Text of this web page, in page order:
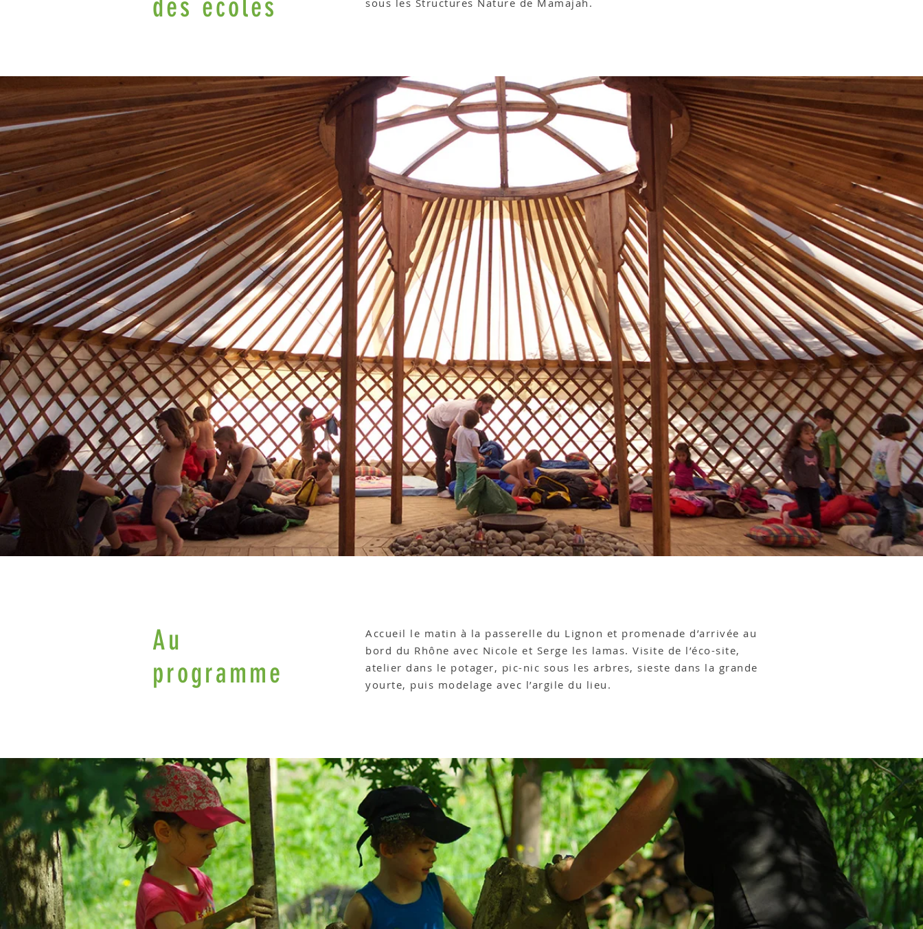
des écoles
sous les Structures Nature de Mamajah.
Au
programme
Accueil le matin à la passerelle du Lignon et promenade d’arrivée au
bord du Rhône avec Nicole et Serge les lamas. Visite de l’éco-site,
atelier dans le potager, pic-nic sous les arbres, sieste dans la grande
yourte, puis modelage avec l’argile du lieu.